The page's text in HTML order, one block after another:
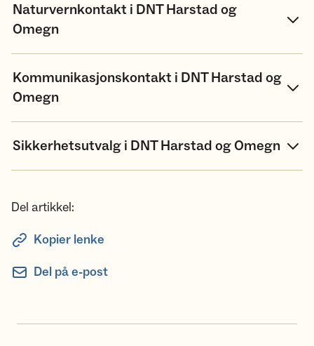
Naturvernkontakt i DNT Harstad og
Omegn
Kommunikasjonskontakt i DNT Harstad og
Omegn
Sikkerhetsutvalg i DNT Harstad og Omegn
Del artikkel:
Kopier lenke
Del på e-post